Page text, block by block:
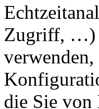
Zugriff, …)
die Sie von